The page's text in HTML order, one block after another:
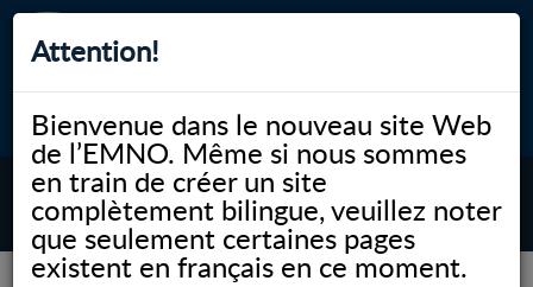
Attention!
Bienvenue dans le nouveau site Web
de l’EMNO. Même si nous sommes
en train de créer un site
complètement bilingue, veuillez noter
que seulement certaines pages
existent en français en ce moment.
myNOSM Accessibilité A- A+ English
MENU